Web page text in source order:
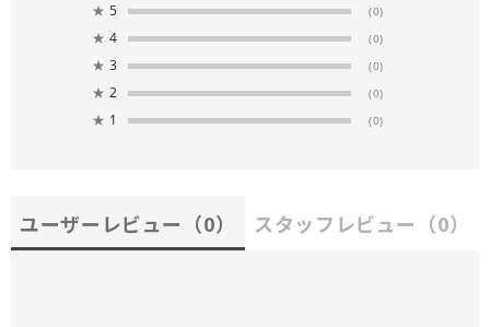
★ 5 (0)
★ 4 (0)
★ 3 (0)
★ 2 (0)
★ 1 (0)
ユーザーレビュー （0） スタッフレビュー （0）